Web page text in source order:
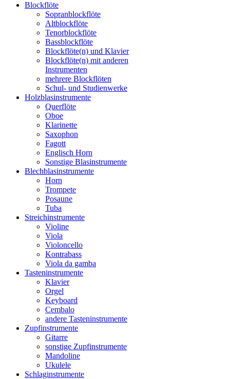
Blockflöte
Sopranblockflöte
Altblockflöte
Tenorblockflöte
Bassblockflöte
Blockflöte(n) und Klavier
Blockflöte(n) mit anderen
Instrumenten
mehrere Blockflöten
Schul- und Studienwerke
Holzblasinstrumente
Querflöte
Oboe
Klarinette
Saxophon
Fagott
Englisch Horn
Sonstige Blasinstrumente
Blechblasinstrumente
Horn
Trompete
Posaune
Tuba
Streichinstrumente
Violine
Viola
Violoncello
Kontrabass
Viola da gamba
Tasteninstrumente
Klavier
Orgel
Keyboard
Cembalo
andere Tasteninstrumente
Zupfinstrumente
Gitarre
sonstige Zupfinstrumente
Mandoline
Ukulele
Schlaginstrumente